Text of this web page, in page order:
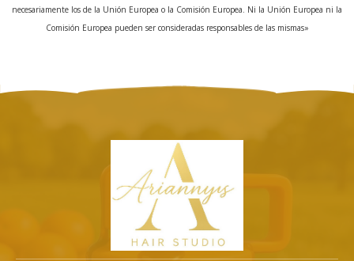
necesariamente los de la Unión Europea o la Comisión Europea. Ni la Unión Europea ni la
Comisión Europea pueden ser consideradas responsables de las mismas»